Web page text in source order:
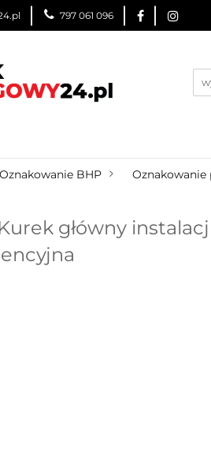
797 061 096
ZNAKI DROGOWE
Oznakowanie BHP Oznakowanie
główny